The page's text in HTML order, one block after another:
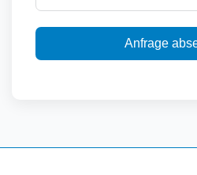
Anfrage